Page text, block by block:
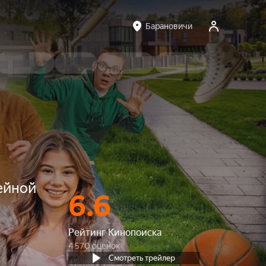
Барановичи
6.6
Рейтинг Кинопоиска
4 570 оценок
Смотреть трейлер